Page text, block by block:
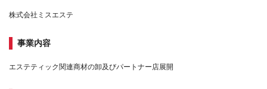
株式会社ミスエステ
事業内容
エステティック関連商材の卸及びパートナー店展開